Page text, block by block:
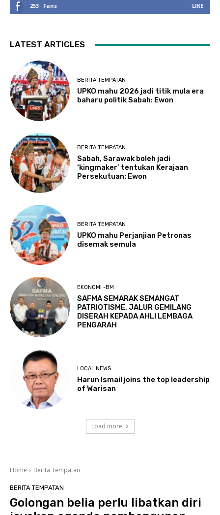
253 Fans LIKE
LATEST ARTICLES
BERITA TEMPATAN
UPKO mahu 2026 jadi titik mula era
baharu politik Sabah: Ewon
BERITA TEMPATAN
Sabah, Sarawak boleh jadi
‘kingmaker’ tentukan Kerajaan
Persekutuan: Ewon
BERITA TEMPATAN
UPKO mahu Perjanjian Petronas
disemak semula
EKONOMI -BM
SAFMA SEMARAK SEMANGAT
PATRIOTISME, JALUR GEMILANG
DISERAH KEPADA AHLI LEMBAGA
PENGARAH
LOCAL NEWS
Harun Ismail joins the top leadership
of Warisan
Load more